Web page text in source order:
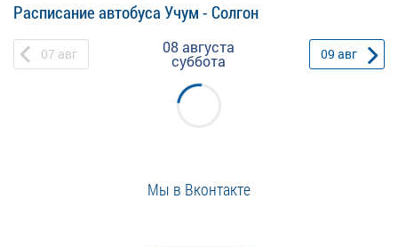
Расписание автобуса Учум - Солгон
07 авг 08 августа
суббота 09 авг
Мы в Вконтакте